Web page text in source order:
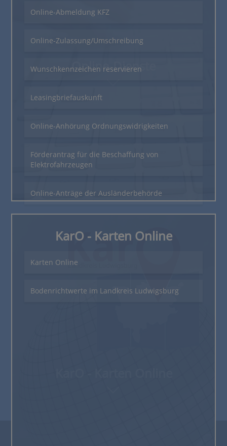
Online-Dienste
Online-Abmeldung KFZ
Online-Zulassung/Umschreibung
Wunschkennzeichen reservieren
Leasingbriefauskunft
Online-Anhörung Ordnungswidrigkeiten
Förderantrag für die Beschaffung von
Elektrofahrzeugen
Online-Anträge der Ausländerbehörde
KarO - Karten Online
Karten Online
Bodenrichtwerte im Landkreis Ludwigsburg